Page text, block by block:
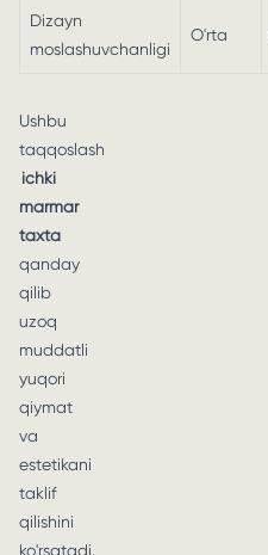
Dizayn
moslashuvchanligi
O'rta
Ushbu
taqqoslash
ichki
marmar
taxta
qanday
qilib
uzoq
muddatli
yuqori
qiymat
va
estetikani
taklif
qilishini
ko'rsatadi.